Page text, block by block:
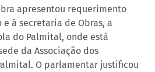
apresentou requerimento
à secretaria de Obras, a
do Palmital, onde está
da Associação dos
O parlamentar justificou